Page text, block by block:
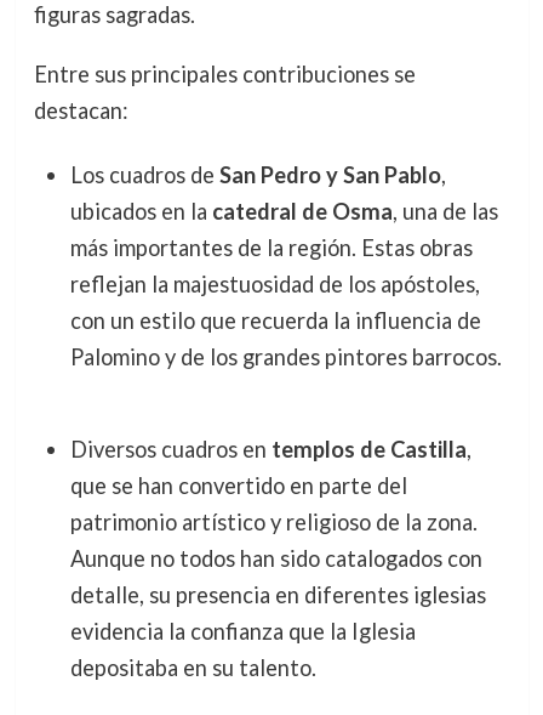
figuras sagradas.
Entre sus principales contribuciones se
destacan:
Los cuadros de San Pedro y San Pablo,
ubicados en la catedral de Osma, una de las
más importantes de la región. Estas obras
reflejan la majestuosidad de los apóstoles,
con un estilo que recuerda la influencia de
Palomino y de los grandes pintores barrocos.
Diversos cuadros en templos de Castilla,
que se han convertido en parte del
patrimonio artístico y religioso de la zona.
Aunque no todos han sido catalogados con
detalle, su presencia en diferentes iglesias
evidencia la confianza que la Iglesia
depositaba en su talento.